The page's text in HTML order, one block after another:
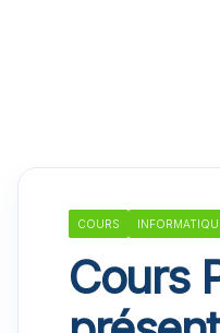
COURS
Cours